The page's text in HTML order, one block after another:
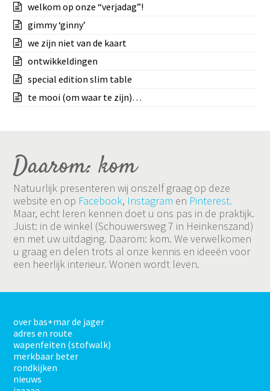
welkom op onze “verjadag”!
gimmy ‘ginny’
we zijn niet van de kaart
ontwikkeldingen
special edition slim table
te mooi (om waar te zijn)…
Daarom: kom
Natuurlijk presenteren wij onszelf graag op deze
website en op Facebook, Instagram en Pinterest.
Maar, echt leren kennen doet u ons pas in de praktijk.
Juist: in de winkel (Schouwersweg 7 in Heinkenszand)
en met uw uitdaging. Daarom: kom. We verwelkomen
u graag en delen trots al onze kennis en ideeën voor
een heerlijk interieur. Wonen wordt leven.
over bas+mar de jager
adres en route
wapenfeiten (stofwalk)
merkbaar beter
rondkijken
nieuws